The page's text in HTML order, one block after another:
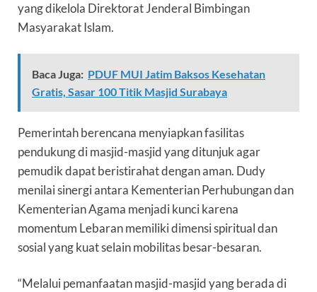
yang dikelola Direktorat Jenderal Bimbingan
Masyarakat Islam.
Baca Juga: PDUF MUI Jatim Baksos Kesehatan
Gratis, Sasar 100 Titik Masjid Surabaya
Pemerintah berencana menyiapkan fasilitas
pendukung di masjid-masjid yang ditunjuk agar
pemudik dapat beristirahat dengan aman. Dudy
menilai sinergi antara Kementerian Perhubungan dan
Kementerian Agama menjadi kunci karena
momentum Lebaran memiliki dimensi spiritual dan
sosial yang kuat selain mobilitas besar-besaran.
“Melalui pemanfaatan masjid-masjid yang berada di